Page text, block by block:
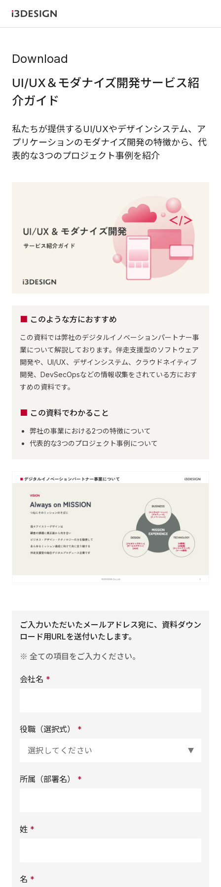
Download
UI/UX＆モダナイズ開発サービス紹
介ガイド
私たちが提供するUI/UXやデザインシステム、ア
プリケーションのモダナイズ開発の特徴から、代
表的な3つのプロジェクト事例を紹介
このような方におすすめ
この資料では弊社のデジタルイノベーションパートナー事
業について解説しております。伴走支援型のソフトウェア
開発や、UI/UX、デザインシステム、クラウドネイティブ
開発、DevSecOpsなどの情報収集をされている方におす
すめの資料です。
この資料でわかること
弊社の事業における2つの特徴について
代表的な3つのプロジェクト事例について
ご入力いただいたメールアドレス宛に、資料ダウン
ロード用URLを送付いたします。
※ 全ての項目をご入力ください。
会社名 *
役職（選択式） *
所属（部署名） *
姓 *
名 *